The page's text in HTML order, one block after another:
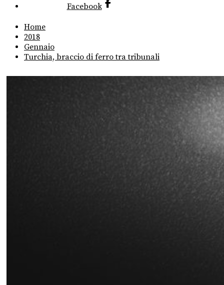
Facebook
Home
2018
Gennaio
Turchia, braccio di ferro tra tribunali